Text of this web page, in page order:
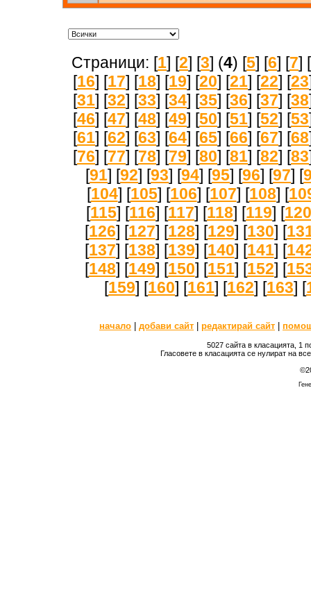
Страници: [1] [2] [3] (4) [5] [6] [7] [
[16] [17] [18] [19] [20] [21] [22] [23
[31] [32] [33] [34] [35] [36] [37] [38
[46] [47] [48] [49] [50] [51] [52] [53
[61] [62] [63] [64] [65] [66] [67] [68
[76] [77] [78] [79] [80] [81] [82] [83
[91] [92] [93] [94] [95] [96] [97] [
[104] [105] [106] [107] [108] [
[115] [116] [117] [118] [119] [120
[126] [127] [128] [129] [130] [
[137] [138] [139] [140] [141] [
[148] [149] [150] [151] [152] [
[159] [160] [161] [162] [163] [
начало | добави сайт | редактирай сайт |
5027 сайта в класацията, 1
Гласовете в класацията се нулират на